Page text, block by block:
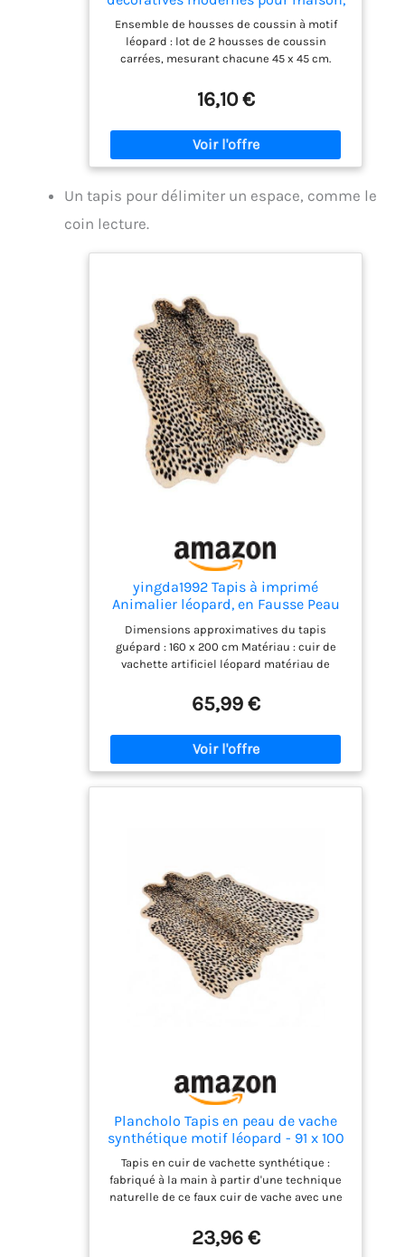
salon, chambre, lit, extérieur, motif
léopard, 45 x 45 cm
Ensemble de housses de coussin à motif
léopard : lot de 2 housses de coussin
carrées, mesurant chacune 45 x 45 cm.
tissu polyester, doux et confortable. Le
coussin n'est pas inclus. Housse de coussin
à motif léopard en tissu respirant et faite à
la main pour un confort optimal, résistant,
léger. Fermeture zippée dissimulée de haute
vos coussins de canapé/garnissage dans
facile. Housses de coussin à motif léopard
décoration d'intérieur. Lavable en machine.
Ou laver à la main. Ne pas utiliser d'eau de
Javel. Séchage à basse température. Ne pas
repasser. Housse de coussin à motif léopard
pour canapé extérieur, bureau, voiture,
terrasse, ferme, balcon ou jardin. Permet
d'apporter une touche de fraîcheur à votre
intérieur. Parfait cadeau décoratif pour vos
amis et votre famille. Les housses de
coussin à motif léopard sont bien plus qu'un
simple article de décoration d'intérieur. Ce
sont des œuvres d'art. Nous surveillons
couture et l'emballage.
16,10 €
Un tapis pour délimiter un espace, comme le
coin lecture.
yingda1992 Tapis à imprimé
Animalier léopard, en Fausse Peau
Salon, Chambre à Coucher, 160 x
200 cm
Dimensions approximatives du tapis
guépard : 160 x 200 cm Matériau : cuir de
vachette artificiel léopard matériau de
support du tapis zone guépard – tissus en
polyester daim, sensation au toucher très
soyeuse, excellente brillance, avec effet
antistatique. Facile à nettoyer : il suffit de
vaporiser avec de l’eau ou balayer, laver à la
main et nettoyer à sec, ne pas laver en
la buanderie, paillasson de cuisine, salon,
entrée, chambre à coucher et bien plus
encore. Haute qualité : le tapis en imitation
peau de vache avec motif guépard est conçu
avec une bordure, il sera plus résistant à
l'usage. Motif léopard soigneusement conçu,
beau et à la mode, et apporte également le
côté sauvage pour vous. Apportez le design
chambre à coucher, le salon et même sur le
mur. Vous pouvez faire beaucoup plus avec
65,99 €
Plancholo Tapis en peau de vache
synthétique motif léopard - 91 x 100
cm - Noir/marron - Tapis en fausse
fourrure - Convient pour chambre à
coucher, salon, décoration
occidentale
Tapis en cuir de vachette synthétique :
fabriqué à la main à partir d'une technique
naturelle de ce faux cuir de vache avec une
Dimensions : 94 x 100 cm. Hauteur de la
peluche : 18 à 20 mm. Emballage : 45 x 33 x 3
23,96 €